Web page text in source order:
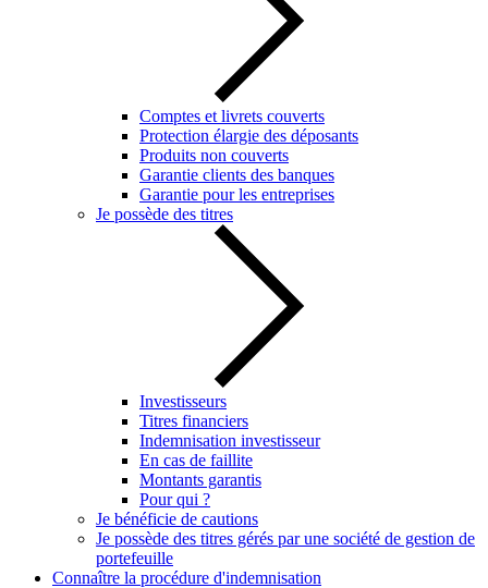
Comptes et livrets couverts
Protection élargie des déposants
Produits non couverts
Garantie clients des banques
Garantie pour les entreprises
Je possède des titres
Investisseurs
Titres financiers
Indemnisation investisseur
En cas de faillite
Montants garantis
Pour qui ?
Je bénéficie de cautions
Je possède des titres gérés par une société de gestion de
portefeuille
Connaître la procédure d'indemnisation